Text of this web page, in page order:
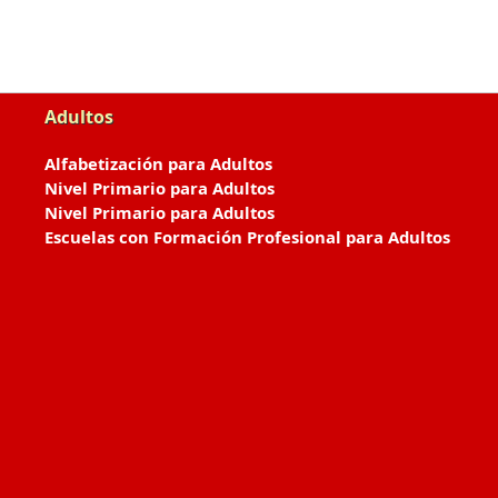
Adultos
Alfabetización para Adultos
Nivel Primario para Adultos
Nivel Primario para Adultos
Escuelas con Formación Profesional para Adultos